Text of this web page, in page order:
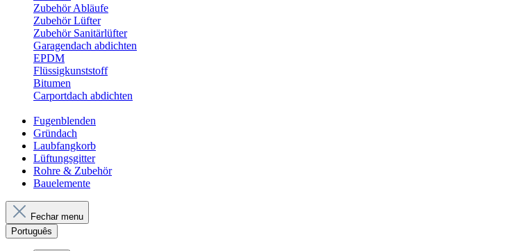
Zubehör Abläufe
Zubehör Lüfter
Zubehör Sanitärlüfter
Garagendach abdichten
EPDM
Flüssigkunststoff
Bitumen
Carportdach abdichten
Fugenblenden
Gründach
Laubfangkorb
Lüftungsgitter
Rohre & Zubehör
Bauelemente
Fechar menu
Português